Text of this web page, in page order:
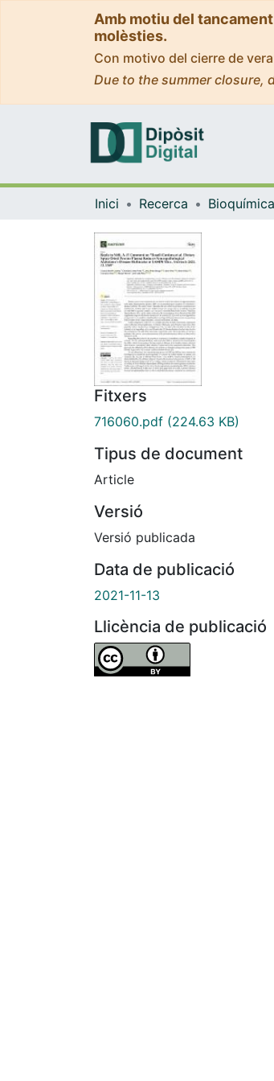
Amb motiu del
molèsties.
Con motivo del cierre de
Due to the summer closure,
Inici Recerca
Fitxers
716060.pdf (224.63 KB)
Tipus de document
Article
Versió
Versió publicada
Data de publicació
2021-11-13
Llicència de publicació